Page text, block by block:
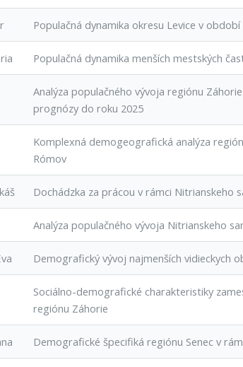
Populačná dynamika okresu Levice v
Populačná dynamika menších mestských
Analýza populačného vývoja regiónu
prognózy do roku 2025
Komplexná demogeografická analýza
Rómov
Dochádzka za prácou v rámci Nitrianskeho
Analýza populačného vývoja Nitrianskeho
Demografický vývoj najmenších vidieckych
Sociálno-demografické charakteristiky
regiónu Záhorie
Demografické špecifiká regiónu Senec v